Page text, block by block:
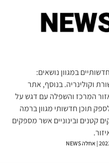
במגוון נושאים:
בנוסף, אתר
והשפלה עם דגש על
חדשותי מגוון ברמה
ובינוניים אשר מספקים